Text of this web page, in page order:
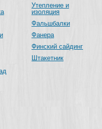
Утепление и
изоляция
Фальшбалки
Фанера
Финский сайдинг
Штакетник